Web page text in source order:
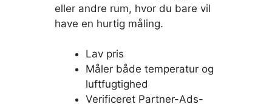
eller andre rum, hvor du bare vil
have en hurtig måling.
Lav pris
Måler både temperatur og
luftfugtighed
Verificeret Partner-Ads-